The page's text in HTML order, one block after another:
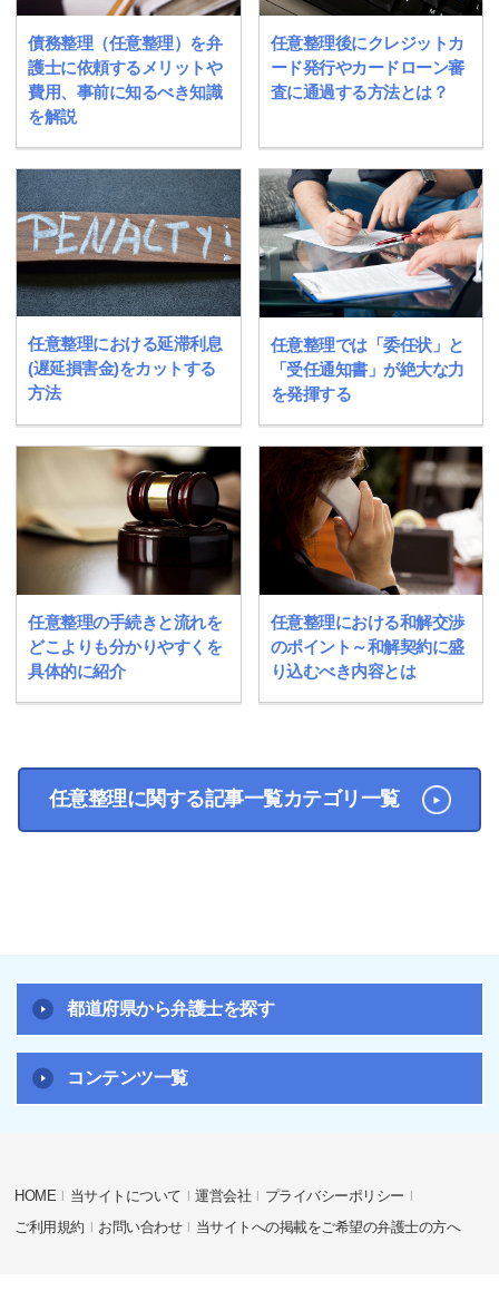
債務整理（任意整理）を弁
護士に依頼するメリットや
費用、事前に知るべき知識
を解説
任意整理後にクレジットカ
ード発行やカードローン審
査に通過する方法とは？
任意整理における延滞利息
(遅延損害金)をカットする
方法
任意整理では「委任状」と
「受任通知書」が絶大な力
を発揮する
任意整理の手続きと流れを
どこよりも分かりやすくを
具体的に紹介
任意整理における和解交渉
のポイント～和解契約に盛
り込むべき内容とは
任意整理に関する記事一覧カテゴリ一覧
都道府県から弁護士を探す
コンテンツ一覧
HOME 当サイトについて 運営会社
プライバシーポリシー
ご利用規約
お問い合わせ 当サイトへの掲載をご希望の弁護士の方へ